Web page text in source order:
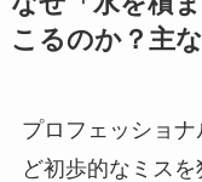
こるのか？主
プロフェッショ
ど初歩的なミス